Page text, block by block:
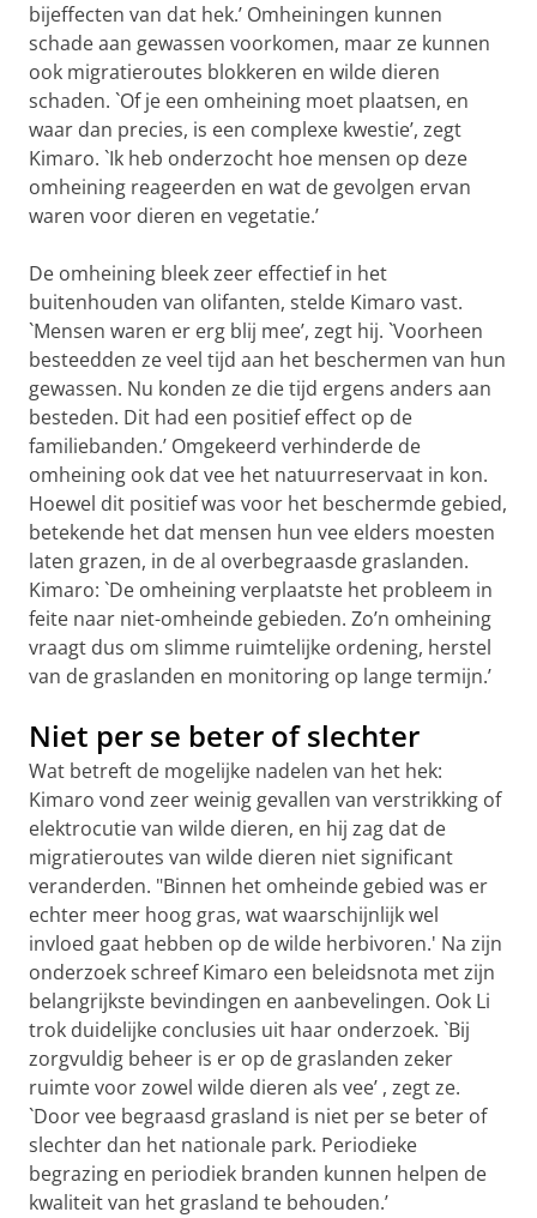
bijeffecten van dat hek.’ Omheiningen kunnen
schade aan gewassen voorkomen, maar ze kunnen
ook migratieroutes blokkeren en wilde dieren
schaden. `Of je een omheining moet plaatsen, en
waar dan precies, is een complexe kwestie’, zegt
Kimaro. `Ik heb onderzocht hoe mensen op deze
omheining reageerden en wat de gevolgen ervan
waren voor dieren en vegetatie.’
De omheining bleek zeer effectief in het
buitenhouden van olifanten, stelde Kimaro vast.
`Mensen waren er erg blij mee’, zegt hij. `Voorheen
besteedden ze veel tijd aan het beschermen van hun
gewassen. Nu konden ze die tijd ergens anders aan
besteden. Dit had een positief effect op de
familiebanden.’ Omgekeerd verhinderde de
omheining ook dat vee het natuurreservaat in kon.
Hoewel dit positief was voor het beschermde gebied,
betekende het dat mensen hun vee elders moesten
laten grazen, in de al overbegraasde graslanden.
Kimaro: `De omheining verplaatste het probleem in
feite naar niet-omheinde gebieden. Zo’n omheining
vraagt dus om slimme ruimtelijke ordening, herstel
van de graslanden en monitoring op lange termijn.’
Niet per se beter of slechter
Wat betreft de mogelijke nadelen van het hek:
Kimaro vond zeer weinig gevallen van verstrikking of
elektrocutie van wilde dieren, en hij zag dat de
migratieroutes van wilde dieren niet significant
veranderden. "Binnen het omheinde gebied was er
echter meer hoog gras, wat waarschijnlijk wel
invloed gaat hebben op de wilde herbivoren.' Na zijn
onderzoek schreef Kimaro een beleidsnota met zijn
belangrijkste bevindingen en aanbevelingen. Ook Li
trok duidelijke conclusies uit haar onderzoek. `Bij
zorgvuldig beheer is er op de graslanden zeker
ruimte voor zowel wilde dieren als vee’ , zegt ze.
`Door vee begraasd grasland is niet per se beter of
slechter dan het nationale park. Periodieke
begrazing en periodiek branden kunnen helpen de
kwaliteit van het grasland te behouden.’